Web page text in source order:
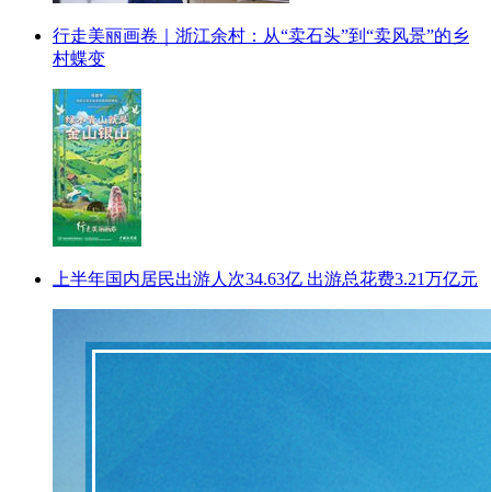
行走美丽画卷｜浙江余村：从“卖石头”到“卖风景”的乡
村蝶变
上半年国内居民出游人次34.63亿 出游总花费3.21万亿元